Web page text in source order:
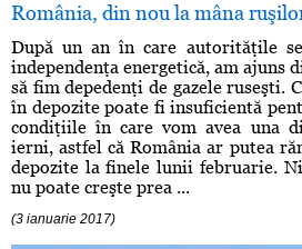
România, din nou la mâna
După un an în care autorităţile
independenţa energetică, am ajuns
să fim depedenţi de gazele ruseşti.
în depozite poate fi insuficientă
condiţiile în care vom avea una
ierni, astfel că România ar putea
depozite la finele lunii februarie.
nu poate creşte prea ...
(3 ianuarie 2017)